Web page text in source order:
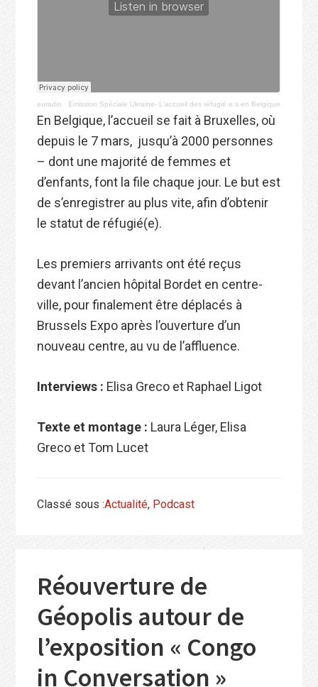
euradio · Emission Spéciale Ukraine- L'accueil des réfugié.e.s en Belgique
En Belgique, l’accueil se fait à Bruxelles, où
depuis le 7 mars, jusqu’à 2000 personnes
– dont une majorité de femmes et
d’enfants, font la file chaque jour. Le but est
de s’enregistrer au plus vite, afin d’obtenir
le statut de réfugié(e).
Les premiers arrivants ont été reçus
devant l’ancien hôpital Bordet en centre-
ville, pour finalement être déplacés à
Brussels Expo après l’ouverture d’un
nouveau centre, au vu de l’affluence.
Interviews : Elisa Greco et Raphael Ligot
Texte et montage : Laura Léger, Elisa
Greco et Tom Lucet
Classé sous :Actualité, Podcast
Réouverture de
Géopolis autour de
l’exposition « Congo
in Conversation »